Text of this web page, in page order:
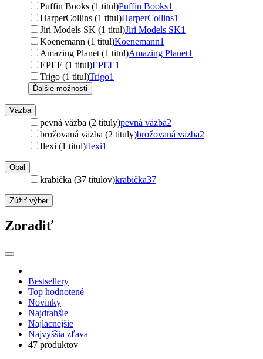
Puffin Books (1 titul)Puffin Books1
HarperCollins (1 titul)HarperCollins1
Jiri Models SK (1 titul)Jiri Models SK1
Koenemann (1 titul)Koenemann1
Amazing Planet (1 titul)Amazing Planet1
EPEE (1 titul)EPEE1
Trigo (1 titul)Trigo1
Ďalšie možnosti
Väzba
pevná väzba (2 tituly)pevná väzba2
brožovaná väzba (2 tituly)brožovaná väzba2
flexi (1 titul)flexi1
Obal
krabička (37 titulov)krabička37
Zúžiť výber
Zoradiť
Bestsellery
Top hodnotené
Novinky
Najdrahšie
Najlacnejšie
Najvyššia zľava
47 produktov